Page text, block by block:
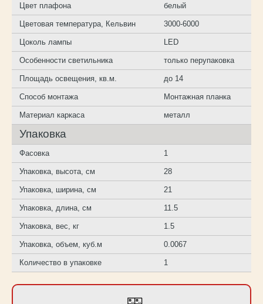
Цвет плафона белый
Цветовая температура, Кельвин 3000-6000
Цоколь лампы LED
Особенности светильника только перупаковка
Площадь освещения, кв.м. до 14
Способ монтажа Монтажная планка
Материал каркаса металл
Упаковка
Фасовка 1
Упаковка, высота, см 28
Упаковка, ширина, см 21
Упаковка, длина, см 11.5
Упаковка, вес, кг 1.5
Упаковка, объем, куб.м 0.0067
Количество в упаковке 1